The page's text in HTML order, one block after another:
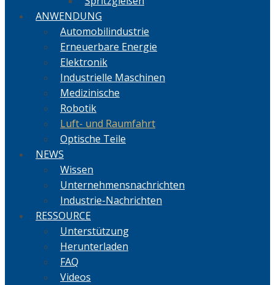
ANWENDUNG
Automobilindustrie
Erneuerbare Energie
Elektronik
Industrielle Maschinen
Medizinische
Robotik
Luft- und Raumfahrt
Optische Teile
NEWS
Wissen
Unternehmensnachrichten
Industrie-Nachrichten
RESSOURCE
Unterstützung
Herunterladen
FAQ
Videos